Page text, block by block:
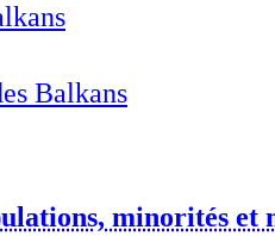
Balkans
minorités et